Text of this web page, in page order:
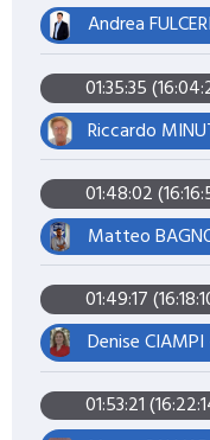
Andrea
01:35:35
Riccardo
01:48:02
Matteo
01:49:17
Denise
01:53:21